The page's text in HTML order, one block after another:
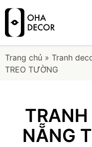
Trang chủ » Tranh
TREO TƯỜNG
NẴNG